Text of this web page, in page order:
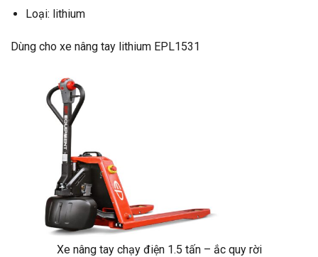
Loại: lithium
Dùng cho xe nâng tay lithium EPL1531
Xe nâng tay chạy điện 1.5 tấn – ắc quy rời